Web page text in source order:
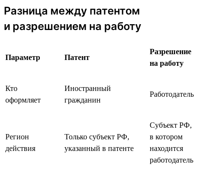
Разница между патентом
и разрешением на работу
Параметр Патент
Разрешение
на работу
Кто
оформляет
Иностранный
гражданин
Работодатель
Регион
действия
Только субъект РФ,
указанный в патенте
Субъект РФ,
в котором
находится
работодатель